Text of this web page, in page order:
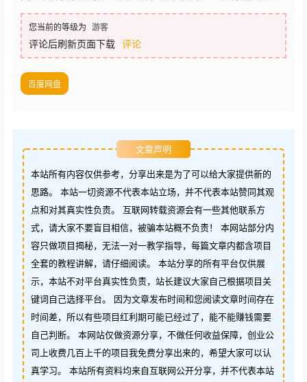
您当前的等级为 游客
评论后刷新页面下载 评论
百度网盘
文章声明
本站所有内容仅供参考，分享出来是为了可以给大家提供新的
思路。 本站一切资源不代表本站立场，并不代表本站赞同其观
点和对其真实性负责。 互联网转载资源会有一些其他联系方
式，请大家不要盲目相信，被骗本站概不负责！ 本网站部分内
容只做项目揭秘，无法一对一教学指导，每篇文章内都含项目
全套的教程讲解，请仔细阅读。 本站分享的所有平台仅供展
示，本站不对平台真实性负责，站长建议大家自己根据项目关
键词自己选择平台。 因为文章发布时间和您阅读文章时间存在
时间差，所以有些项目红利期可能已经过了，能不能赚钱需要
自己判断。 本网站仅做资源分享，不做任何收益保障，创业公
司上收费几百上千的项目我免费分享出来的，希望大家可以认
真学习。 本站所有资料均来自互联网公开分享，并不代表本站